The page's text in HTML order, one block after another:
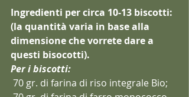
Ingredienti per circa 10-13 biscotti:
(la quantità varia in base alla
dimensione che vorrete dare a
questi bisocotti).
Per i biscotti:
70 gr. di farina di riso integrale Bio;